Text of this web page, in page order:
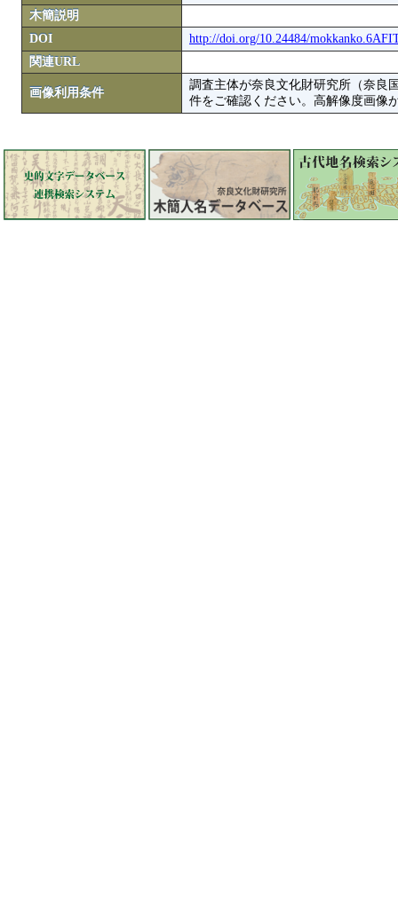
木簡説明
DOI
http://doi.org/10.24484/
関連URL
画像利用条件
調査主体が奈良文化財研究所（奈良
件をご確認ください。高解像度画像